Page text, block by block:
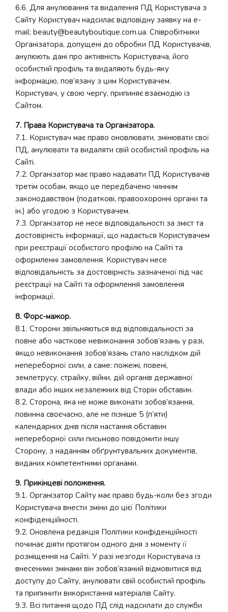
6.6. Для анулювання та видалення ПД Користувача з
Сайту Користувач надсилає відповідну заявку на e-
mail: beauty@beautyboutique.com.ua. Співробітники
Організатора, допущені до обробки ПД Користувачів,
анулюють дані про активність Користувача, його
особистий профіль та видаляють будь-яку
інформацію, пов’язану з цим Користувачем.
Користувач, у свою чергу, припиняє взаємодію із
Сайтом.
7. Права Користувача та Організатора.
7.1. Користувач має право оновлювати, змінювати свої
ПД, анулювати та видаляти свій особистий профіль на
Сайті.
7.2. Організатор має право надавати ПД Користувачів
третім особам, якщо це передбачено чинним
законодавством (податкові, правоохоронні органи та
ін.) або угодою з Користувачем.
7.3. Організатор не несе відповідальності за зміст та
достовірність інформації, що надається Користувачем
при реєстрації особистого профілю на Сайті та
оформленні замовлення. Користувач несе
відповідальність за достовірність зазначеної під час
реєстрації на Сайті та оформлення замовлення
інформації.
8. Форс-мажор.
8.1. Сторони звільняються від відповідальності за
повне або часткове невиконання зобов’язань у разі,
якщо невиконання зобов’язань стало наслідком дій
непереборної сили, а саме: пожежі, повені,
землетрусу, страйку, війни, дій органів державної
влади або інших незалежних від Сторін обставин.
8.2. Сторона, яка не може виконати зобов’язання,
повинна своєчасно, але не пізніше 5 (п’яти)
календарних днів після настання обставин
непереборної сили письмово повідомити іншу
Сторону, з наданням обґрунтувальних документів,
виданих компетентними органами.
9. Прикінцеві положення.
9.1. Організатор Сайту має право будь-коли без згоди
Користувача внести зміни до цієї Політики
конфіденційності.
9.2. Оновлена ​​редакція Політики конфіденційності
починає діяти протягом одного дня з моменту її
розміщення на Сайті. У разі незгоди Користувача із
внесеними змінами він зобов’язаний відмовитися від
доступу до Сайту, анулювати свій особистий профіль
та припинити використання матеріалів Сайту.
9.3. Всі питання щодо ПД слід надсилати до служби